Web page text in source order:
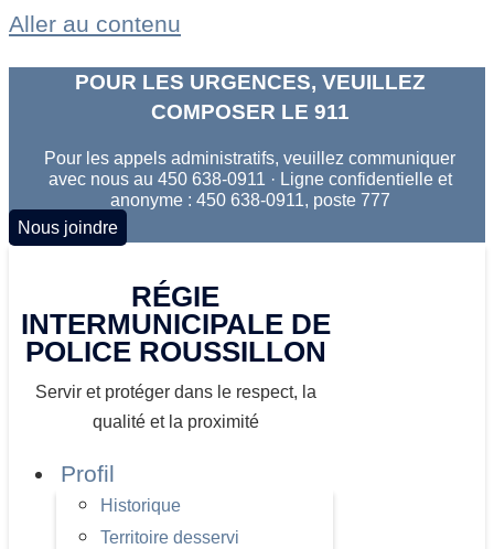
Aller au contenu
POUR LES URGENCES, VEUILLEZ
COMPOSER LE 911
Pour les appels administratifs, veuillez communiquer
avec nous au 450 638-0911 · Ligne confidentielle et
anonyme : 450 638-0911, poste 777
Nous joindre
RÉGIE
INTERMUNICIPALE DE
POLICE ROUSSILLON
Servir et protéger dans le respect, la
qualité et la proximité
Profil
Historique
Territoire desservi